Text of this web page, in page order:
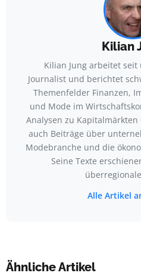
Kilian
Kilian Jung arbeitet seit
Journalist und berichtet
Themenfelder Finanzen,
und Mode im
Analysen zu
auch Beiträge über
Modebranche und die
Seine Texte
Alle Artikel
Ähnliche Artikel